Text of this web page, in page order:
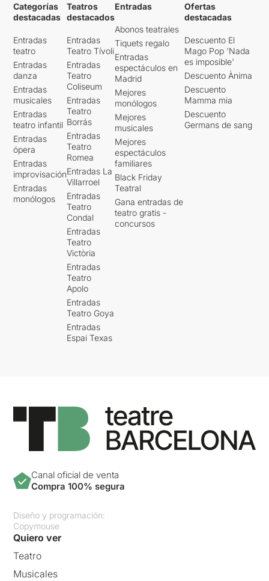
Categorías
destacadas
Entradas
teatro
Entradas
danza
Entradas
musicales
Entradas
teatro infantil
Entradas
ópera
Entradas
improvisación
Entradas
monólogos
Teatros
destacados
Entradas
Teatro Tívoli
Entradas
Teatro
Coliseum
Entradas
Teatro
Borrás
Entradas
Teatro
Romea
Entradas La
Villarroel
Entradas
Teatro
Condal
Entradas
Teatro
Victòria
Entradas
Teatro
Apolo
Entradas
Teatro Goya
Entradas
Espai Texas
Entradas
Abonos teatrales
Tiquets regalo
Entradas
espectáculos en
Madrid
Mejores
monólogos
Mejores
musicales
Mejores
espectáculos
familiares
Black Friday
Teatral
Gana entradas de
teatro gratis -
concursos
Ofertas
destacadas
Descuento El
Mago Pop 'Nada
es imposible'
Descuento Ànima
Descuento
Mamma mia
Descuento
Germans de sang
Canal oficial de venta
Compra 100% segura
Diseño y programación:
Copymouse
Quiero ver
Teatro
Musicales